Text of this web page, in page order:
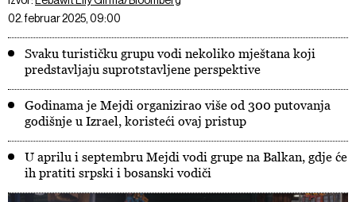
02. februar 2025, 09:00
Svaku turističku grupu vodi nekoliko mještana koji
predstavljaju suprotstavljene perspektive
Godinama je Mejdi organizirao više od 300 putovanja
godišnje u Izrael, koristeći ovaj pristup
U aprilu i septembru Mejdi vodi grupe na Balkan, gdje će
ih pratiti srpski i bosanski vodiči